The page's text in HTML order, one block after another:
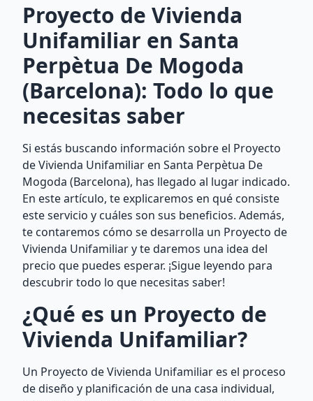
Proyecto de Vivienda
Unifamiliar en Santa
Perpètua De Mogoda
(Barcelona): Todo lo que
necesitas saber
Si estás buscando información sobre el Proyecto
de Vivienda Unifamiliar en Santa Perpètua De
Mogoda (Barcelona), has llegado al lugar indicado.
En este artículo, te explicaremos en qué consiste
este servicio y cuáles son sus beneficios. Además,
te contaremos cómo se desarrolla un Proyecto de
Vivienda Unifamiliar y te daremos una idea del
precio que puedes esperar. ¡Sigue leyendo para
descubrir todo lo que necesitas saber!
¿Qué es un Proyecto de
Vivienda Unifamiliar?
Un Proyecto de Vivienda Unifamiliar es el proceso
de diseño y planificación de una casa individual,